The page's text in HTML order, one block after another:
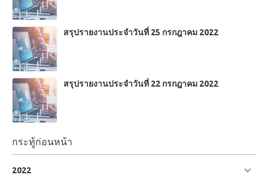
คงสูงกว่า 1,919 เหรียญสหรัฐต่อทรอยออนซ์ โลหะกำลังปรับตัว
0.41% เงินร่วงลง 0.76% และซื้อขายที่ 24.34 ดอลลาร์สหรัฐฯ ต่อ
ทรอยออนซ์ เป้าหมายของธนาคารกลางสหรัฐอเมริกา คือการลด
ระดับเงินเฟ้อ โดยมีเป้าหมายสูงสุดคือ 2% ต่อปี
สรุปรายงานประจำวันที่ 25 กรกฎาคม 2022
สรุปรายงานประจำวันที่ 22 กรกฎาคม 2022
กระทู้ก่อนหน้า
2022